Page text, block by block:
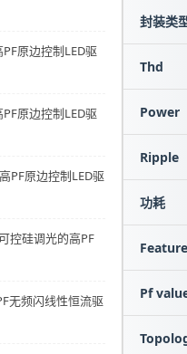
原边控制LED驱
原边控制LED驱
PF原边控制LED驱
控硅调光的高PF
无频闪线性恒流驱
封装类
Thd
Power
Ripple
功耗
Pf